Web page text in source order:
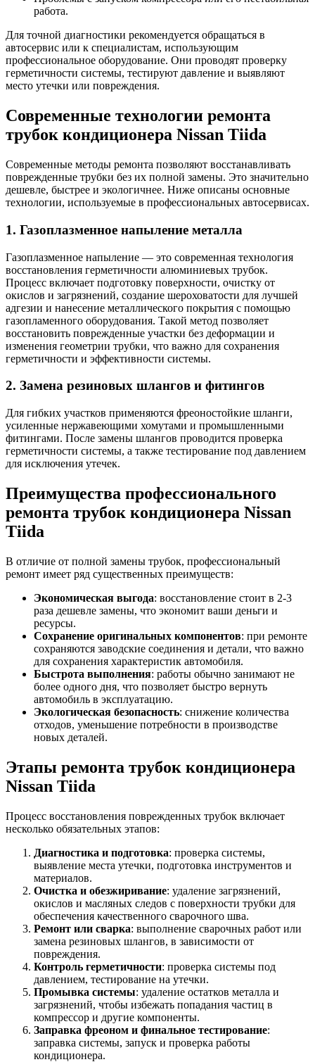
работа.
Для точной диагностики рекомендуется обращаться в
автосервис или к специалистам, использующим
профессиональное оборудование. Они проводят проверку
герметичности системы, тестируют давление и выявляют
место утечки или повреждения.
Современные технологии ремонта
трубок кондиционера Nissan Tiida
Современные методы ремонта позволяют восстанавливать
поврежденные трубки без их полной замены. Это значительно
дешевле, быстрее и экологичнее. Ниже описаны основные
технологии, используемые в профессиональных автосервисах.
1. Газоплазменное напыление металла
Газоплазменное напыление — это современная технология
восстановления герметичности алюминиевых трубок.
Процесс включает подготовку поверхности, очистку от
окислов и загрязнений, создание шероховатости для лучшей
адгезии и нанесение металлического покрытия с помощью
газопламенного оборудования. Такой метод позволяет
восстановить поврежденные участки без деформации и
изменения геометрии трубки, что важно для сохранения
герметичности и эффективности системы.
2. Замена резиновых шлангов и фитингов
Для гибких участков применяются фреоностойкие шланги,
усиленные нержавеющими хомутами и промышленными
фитингами. После замены шлангов проводится проверка
герметичности системы, а также тестирование под давлением
для исключения утечек.
Преимущества профессионального
ремонта трубок кондиционера Nissan
Tiida
В отличие от полной замены трубок, профессиональный
ремонт имеет ряд существенных преимуществ:
Экономическая выгода: восстановление стоит в 2-3
раза дешевле замены, что экономит ваши деньги и
ресурсы.
Сохранение оригинальных компонентов: при ремонте
сохраняются заводские соединения и детали, что важно
для сохранения характеристик автомобиля.
Быстрота выполнения: работы обычно занимают не
более одного дня, что позволяет быстро вернуть
автомобиль в эксплуатацию.
Экологическая безопасность: снижение количества
отходов, уменьшение потребности в производстве
новых деталей.
Этапы ремонта трубок кондиционера
Nissan Tiida
Процесс восстановления поврежденных трубок включает
несколько обязательных этапов:
Диагностика и подготовка: проверка системы,
выявление места утечки, подготовка инструментов и
материалов.
Очистка и обезжиривание: удаление загрязнений,
окислов и масляных следов с поверхности трубки для
обеспечения качественного сварочного шва.
Ремонт или сварка: выполнение сварочных работ или
замена резиновых шлангов, в зависимости от
повреждения.
Контроль герметичности: проверка системы под
давлением, тестирование на утечки.
Промывка системы: удаление остатков металла и
загрязнений, чтобы избежать попадания частиц в
компрессор и другие компоненты.
Заправка фреоном и финальное тестирование:
заправка системы, запуск и проверка работы
кондиционера.